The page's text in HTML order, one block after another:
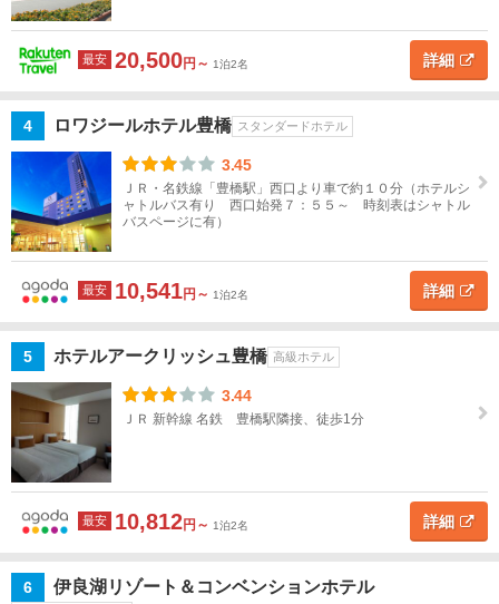
ホ
テ
ル
ホ
テ
ル
こ
の
件
で
す
地図
を表示
岐
阜
静
岡
愛
知
愛
知
す
て
名
古
屋
宮・
牧・
犬
最安 20,500円～ 1泊2名 詳細
4 ロワジールホテル豊橋 スタンダードホテル
3.45
ＪＲ・名鉄線「豊橋駅」西口より車で約１０分（ホテルシ
ャトルバス有り 西口始発７：５５～ 時刻表はシャトル
バスページに有）
最安 10,541円～ 1泊2名 詳細
5 ホテルアークリッシュ豊橋 高級ホテル
3.44
ＪＲ 新幹線 名鉄 豊橋駅隣接、徒歩1分
最安 10,812円～ 1泊2名 詳細
6 伊良湖リゾート＆コンベンションホテル